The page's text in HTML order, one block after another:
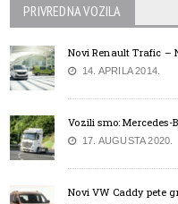
PRIVREDNA VOZILA
Novi Renault Trafic –
14. APRILA 2014.
Vozili smo: Mercedes-
17. AUGUSTA 2020.
Novi VW Caddy pete